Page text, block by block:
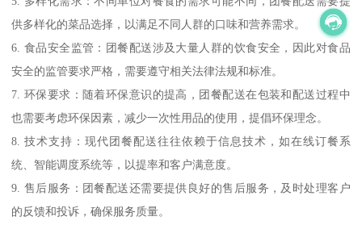
供多样化的菜品选择，以满足不同人群的口味和营养需求。
6. 食品安全监管：团餐配送涉及大量人群的饮食安全，因此对食品
安全的监管要求严格，需要遵守相关法律法规和标准。
7. 环保要求：随着环保意识的提高，团餐配送在包装和配送过程中
也需要考虑环保因素，减少一次性用品的使用，提倡环保理念。
8. 技术支持：现代团餐配送往往依赖于信息技术，如在线订餐系
统、智能调度系统等，以提率和客户满意度。
9. 售后服务：团餐配送还需要提供良好的售后服务，及时处理客户
的反馈和投诉，确保服务质量。